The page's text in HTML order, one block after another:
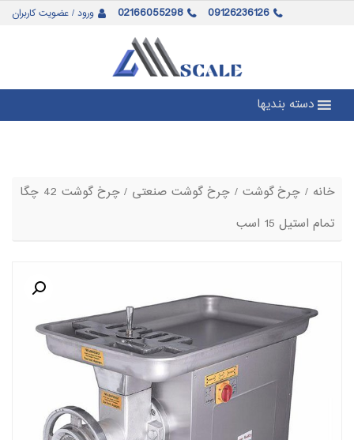
ورود / عضویت کاربران 02166055298 09126236126
دسته بندیها
خانه / چرخ گوشت /چرخ گوشت صنعتی
/ چرخ گوشت 42 چگا
تمام استیل 15 اسب